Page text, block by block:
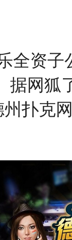
全资
据网
扑克